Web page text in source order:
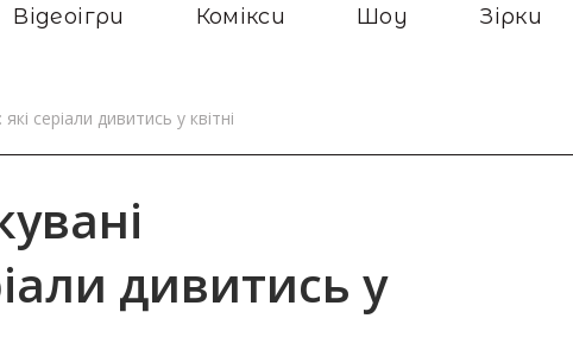
Відеоігри Комікси Шоу Зірки
серіали дивитись у квітні
дивитись у